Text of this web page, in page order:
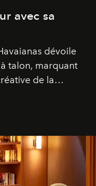
avec sa
dévoile
talon, marquant
de la